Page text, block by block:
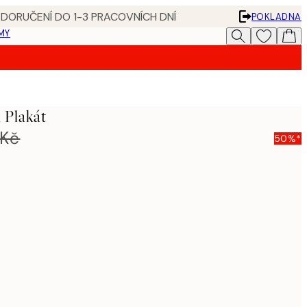
DO 1-3 PRACOVNÍCH DNÍ
POKLADNA
50%*